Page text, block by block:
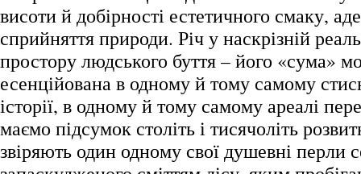
висоти й добірності естетичного смаку,
сприйняття природи. Річ у наскрізній
простору людського буття – його «сума»
есенційована в одному й тому самому
історії, в одному й тому самому ареалі
маємо підсумок століть і тисячоліть
звіряють один одному свої душевні перли